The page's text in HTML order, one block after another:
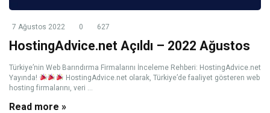
7 Ağustos 2022 0 627
HostingAdvice.net Açıldı – 2022 Ağustos
Türkiye’nin Web Barındırma Firmalarını İnceleme Rehberi: HostingAdvice.net
Yayında!
HostingAdvice.net olarak, Türkiye’de faaliyet gösteren web
hosting firmalarını, veri ...
Read more »